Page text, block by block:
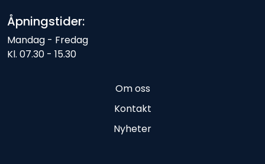
Åpningstider:
Mandag - Fredag
Kl. 07.30 - 15.30
Om oss
Kontakt
Nyheter